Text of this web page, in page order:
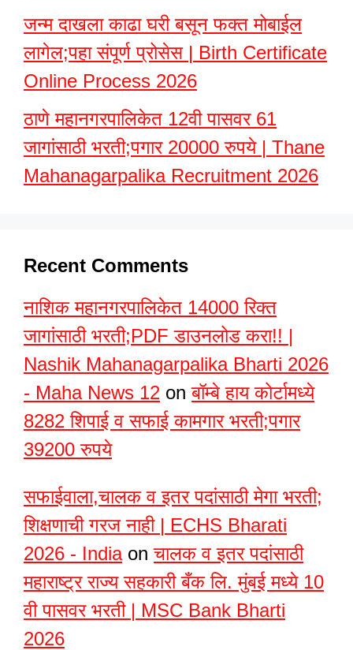
जन्म दाखला काढा घरी बसून फक्त मोबाईल
लागेल;पहा संपूर्ण प्रोसेस | Birth Certificate
Online Process 2026
ठाणे महानगरपालिकेत 12वी पासवर 61
जागांसाठी भरती;पगार 20000 रुपये | Thane
Mahanagarpalika Recruitment 2026
Recent Comments
नाशिक महानगरपालिकेत 14000 रिक्त
जागांसाठी भरती;PDF डाउनलोड करा!! |
Nashik Mahanagarpalika Bharti 2026
- Maha News 12 onबॉम्बे हाय कोर्टामध्ये
8282 शिपाई व सफाई कामगार भरती;पगार
39200 रुपये
सफाईवाला,चालक व इतर पदांसाठी मेगा भरती;
शिक्षणाची गरज नाही | ECHS Bharati
2026 - Indiaonचालक व इतर पदांसाठी
महाराष्ट्र राज्य सहकारी बँक लि. मुंबई मध्ये 10
वी पासवर भरती | MSC Bank Bharti
2026